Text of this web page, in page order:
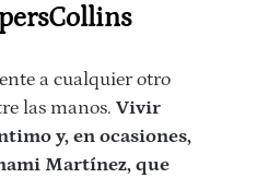
a cualquier otro
las manos. Vivir
y, en ocasiones,
Martínez, que